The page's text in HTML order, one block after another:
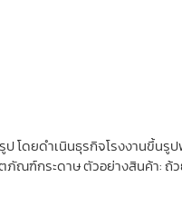
โดยดำเนินธุรกิจโรงงานขึ้น
ฑ์กระดาษ ตัวอย่างสินค้า: ถ้